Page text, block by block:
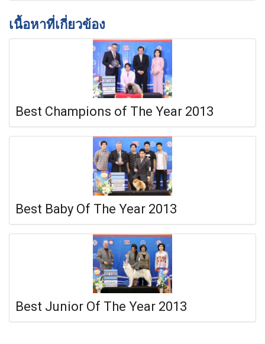
เนื้อหาที่เกี่ยวข้อง
Best Champions of The Year 2013
Best Baby Of The Year 2013
Best Junior Of The Year 2013